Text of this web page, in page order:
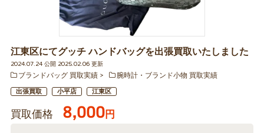
江東区にてグッチ ハンドバッグを出張買取いたしました
2024.07.24 公開 2025.02.06 更新
ブランドバッグ 買取実績
腕時計・ブランド小物 買取実績
出張買取 小平店 江東区
買取価格 8,000円